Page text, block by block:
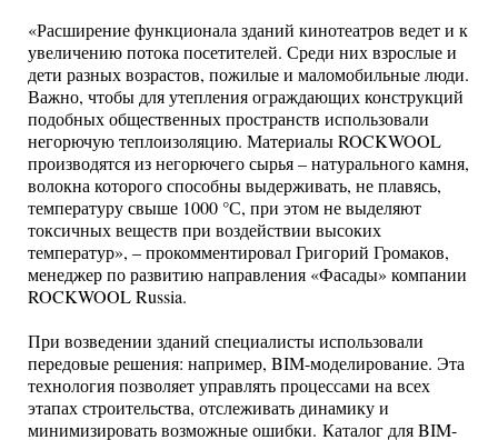
«Расширение функционала зданий кинотеатров ведет и к
увеличению потока посетителей. Среди них взрослые и
дети разных возрастов, пожилые и маломобильные люди.
Важно, чтобы для утепления ограждающих конструкций
подобных общественных пространств использовали
негорючую теплоизоляцию. Материалы ROCKWOOL
производятся из негорючего сырья – натурального камня,
волокна которого способны выдерживать, не плавясь,
температуру свыше 1000 °С, при этом не выделяют
токсичных веществ при воздействии высоких
температур», – прокомментировал Григорий Громаков,
менеджер по развитию направления «Фасады» компании
ROCKWOOL Russia.
При возведении зданий специалисты использовали
передовые решения: например, BIM-моделирование. Эта
технология позволяет управлять процессами на всех
этапах строительства, отслеживать динамику и
минимизировать возможные ошибки. Каталог для BIM-